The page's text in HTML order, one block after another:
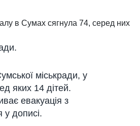
в Сумах сягнула 74, серед них
міськради, у
яких 14 дітей.
евакуація з
у дописі.